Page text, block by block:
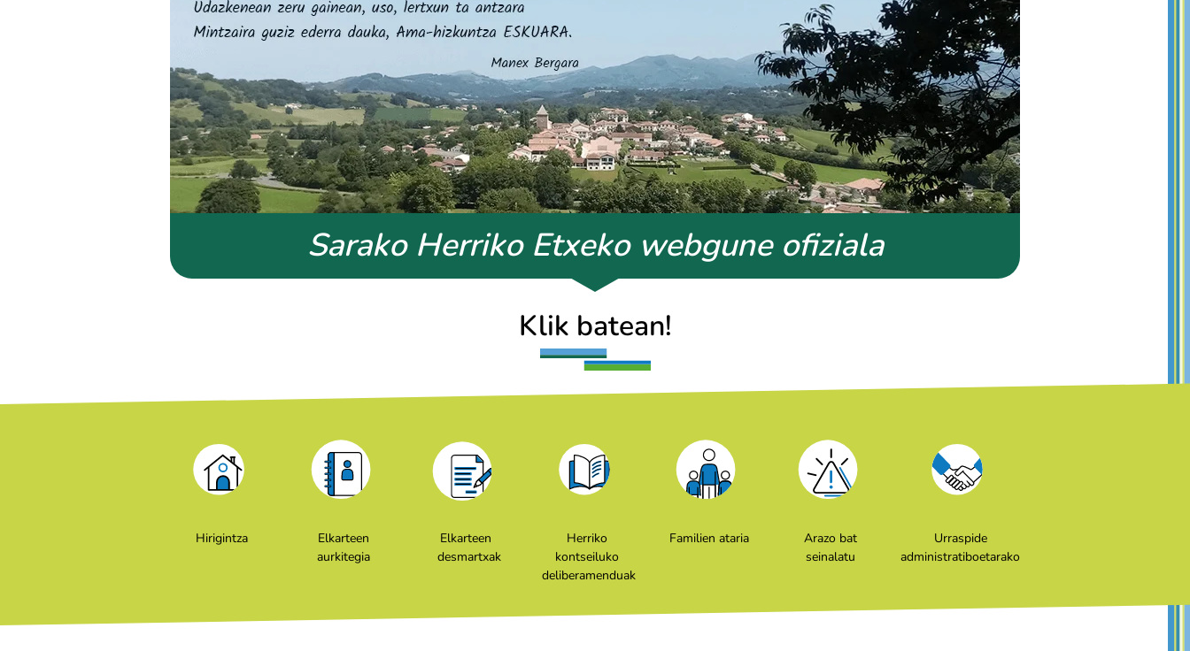
Sarako Herriko Etxeko webgune ofiziala
Klik batean!
Hirigintza
Elkarteen
aurkitegia
Elkarteen
desmartxak
Herriko
kontseiluko
deliberamenduak
Familien ataria
Arazo bat
seinalatu
Urraspide
administratiboetarako